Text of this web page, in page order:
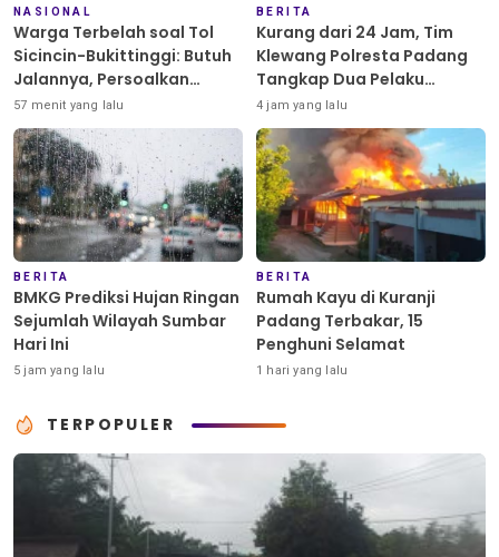
NASIONAL
Warga Terbelah soal Tol
Sicincin-Bukittinggi: Butuh
Jalannya, Persoalkan
Trasenya
57 menit yang lalu
BERITA
Kurang dari 24 Jam, Tim
Klewang Polresta Padang
Tangkap Dua Pelaku
Curanmor
4 jam yang lalu
BERITA
BMKG Prediksi Hujan Ringan
Sejumlah Wilayah Sumbar
Hari Ini
5 jam yang lalu
BERITA
Rumah Kayu di Kuranji
Padang Terbakar, 15
Penghuni Selamat
1 hari yang lalu
TERPOPULER